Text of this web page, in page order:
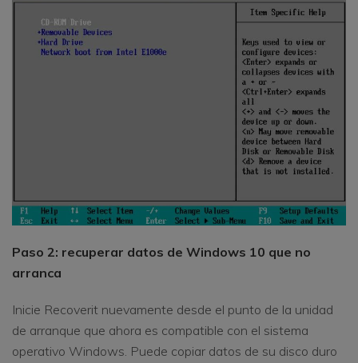
Paso 2: recuperar datos de Windows 10 que no
arranca
Inicie Recoverit nuevamente desde el punto de la unidad
de arranque que ahora es compatible con el sistema
operativo Windows. Puede copiar datos de su disco duro